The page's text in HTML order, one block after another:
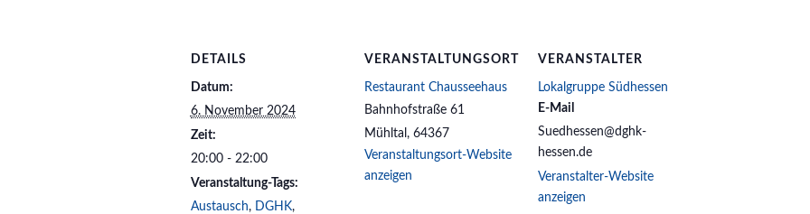
DETAILS
Datum:
6. November 2024
Zeit:
20:00 - 22:00
Veranstaltung-Tags:
Austausch, DGHK,
VERANSTALTUNGSORT
Restaurant Chausseehaus
Bahnhofstraße 61
Mühltal , 64367
Veranstaltungsort-Website
anzeigen
VERANSTALTER
Lokalgruppe Südhessen
E-Mail
Suedhessen@dghk-
hessen.de
Veranstalter-Website
anzeigen